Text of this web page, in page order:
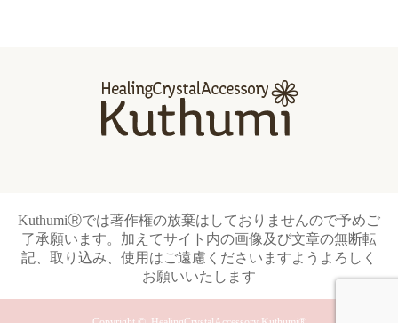
KuthumiⓇでは著作権の放棄はしておりませんので予めご
了承願います。加えてサイト内の画像及び文章の無断転
記、取り込み、使用はご遠慮くださいますようよろしく
お願いいたします